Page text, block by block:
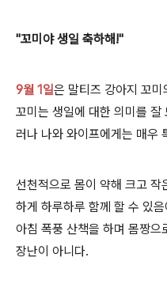
"꼬미야 생일 축하해!"
9월 1일은 말티즈 강아지 꼬
꼬미는 생일에 대한 의미를
러나 나와 와이프에게는 매우
선천적으로 몸이 약해 크고
하게 하루하루 함께 할 수 있
아침 폭풍 산책을 하며 몸짱
장난이 아니다.